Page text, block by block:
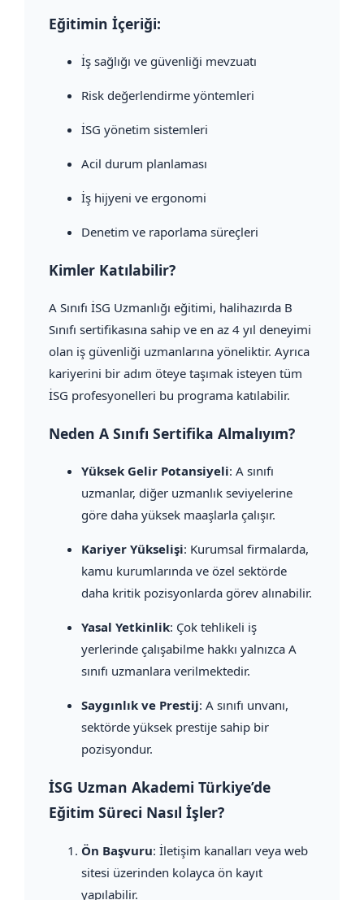
Eğitimin İçeriği:
İş sağlığı ve güvenliği mevzuatı
Risk değerlendirme yöntemleri
İSG yönetim sistemleri
Acil durum planlaması
İş hijyeni ve ergonomi
Denetim ve raporlama süreçleri
Kimler Katılabilir?
A Sınıfı İSG Uzmanlığı eğitimi, halihazırda B
Sınıfı sertifikasına sahip ve en az 4 yıl deneyimi
olan iş güvenliği uzmanlarına yöneliktir. Ayrıca
kariyerini bir adım öteye taşımak isteyen tüm
İSG profesyonelleri bu programa katılabilir.
Neden A Sınıfı Sertifika Almalıyım?
Yüksek Gelir Potansiyeli: A sınıfı
uzmanlar, diğer uzmanlık seviyelerine
göre daha yüksek maaşlarla çalışır.
Kariyer Yükselişi: Kurumsal firmalarda,
kamu kurumlarında ve özel sektörde
daha kritik pozisyonlarda görev alınabilir.
Yasal Yetkinlik: Çok tehlikeli iş
yerlerinde çalışabilme hakkı yalnızca A
sınıfı uzmanlara verilmektedir.
Saygınlık ve Prestij: A sınıfı unvanı,
sektörde yüksek prestije sahip bir
pozisyondur.
İSG Uzman Akademi Türkiye’de
Eğitim Süreci Nasıl İşler?
Ön Başvuru: İletişim kanalları veya web
sitesi üzerinden kolayca ön kayıt
yapılabilir.